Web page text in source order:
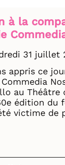
à la
31 juillet
appris ce
au Théâtre
édition du
victime de
la plus